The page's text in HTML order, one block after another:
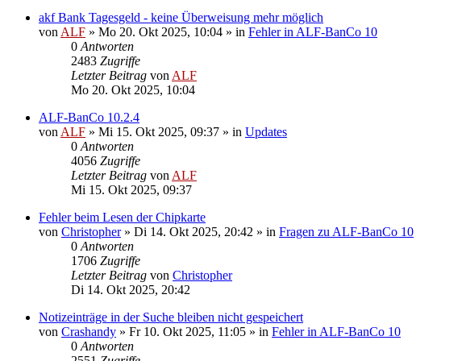
akf Bank Tagesgeld - keine Überweisung mehr möglich
von ALF » Mo 20. Okt 2025, 10:04 » in Fehler in ALF-BanCo 10
0 Antworten
2483 Zugriffe
Letzter Beitrag von ALF
Mo 20. Okt 2025, 10:04
ALF-BanCo 10.2.4
von ALF » Mi 15. Okt 2025, 09:37 » in Updates
0 Antworten
4056 Zugriffe
Letzter Beitrag von ALF
Mi 15. Okt 2025, 09:37
Fehler beim Lesen der Chipkarte
von Christopher» Di 14. Okt 2025, 20:42 » in Fragen zu ALF-BanCo 10
0 Antworten
1706 Zugriffe
Letzter Beitrag von Christopher
Di 14. Okt 2025, 20:42
Notizeinträge in der Suche bleiben nicht gespeichert
von Crashandy » Fr 10. Okt 2025, 11:05 » in Fehler in ALF-BanCo 10
0 Antworten